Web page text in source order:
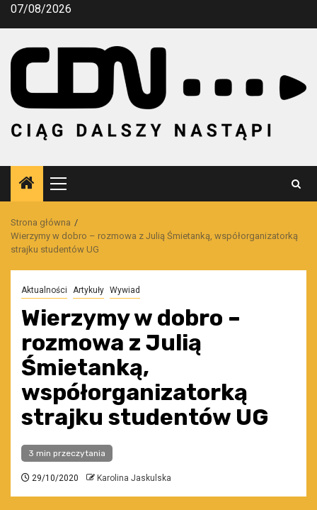
Przejdź
07/08/2026
Menu
główne
Strona główna
Wierzymy w dobro – rozmowa z Julią Śmietanką, współorganizatorką
strajku studentów UG
Aktualności Artykuły Wywiad
Wierzymy w dobro –
rozmowa z Julią
Śmietanką,
współorganizatorką
strajku studentów UG
3 min przeczytania
29/10/2020 Karolina Jaskulska